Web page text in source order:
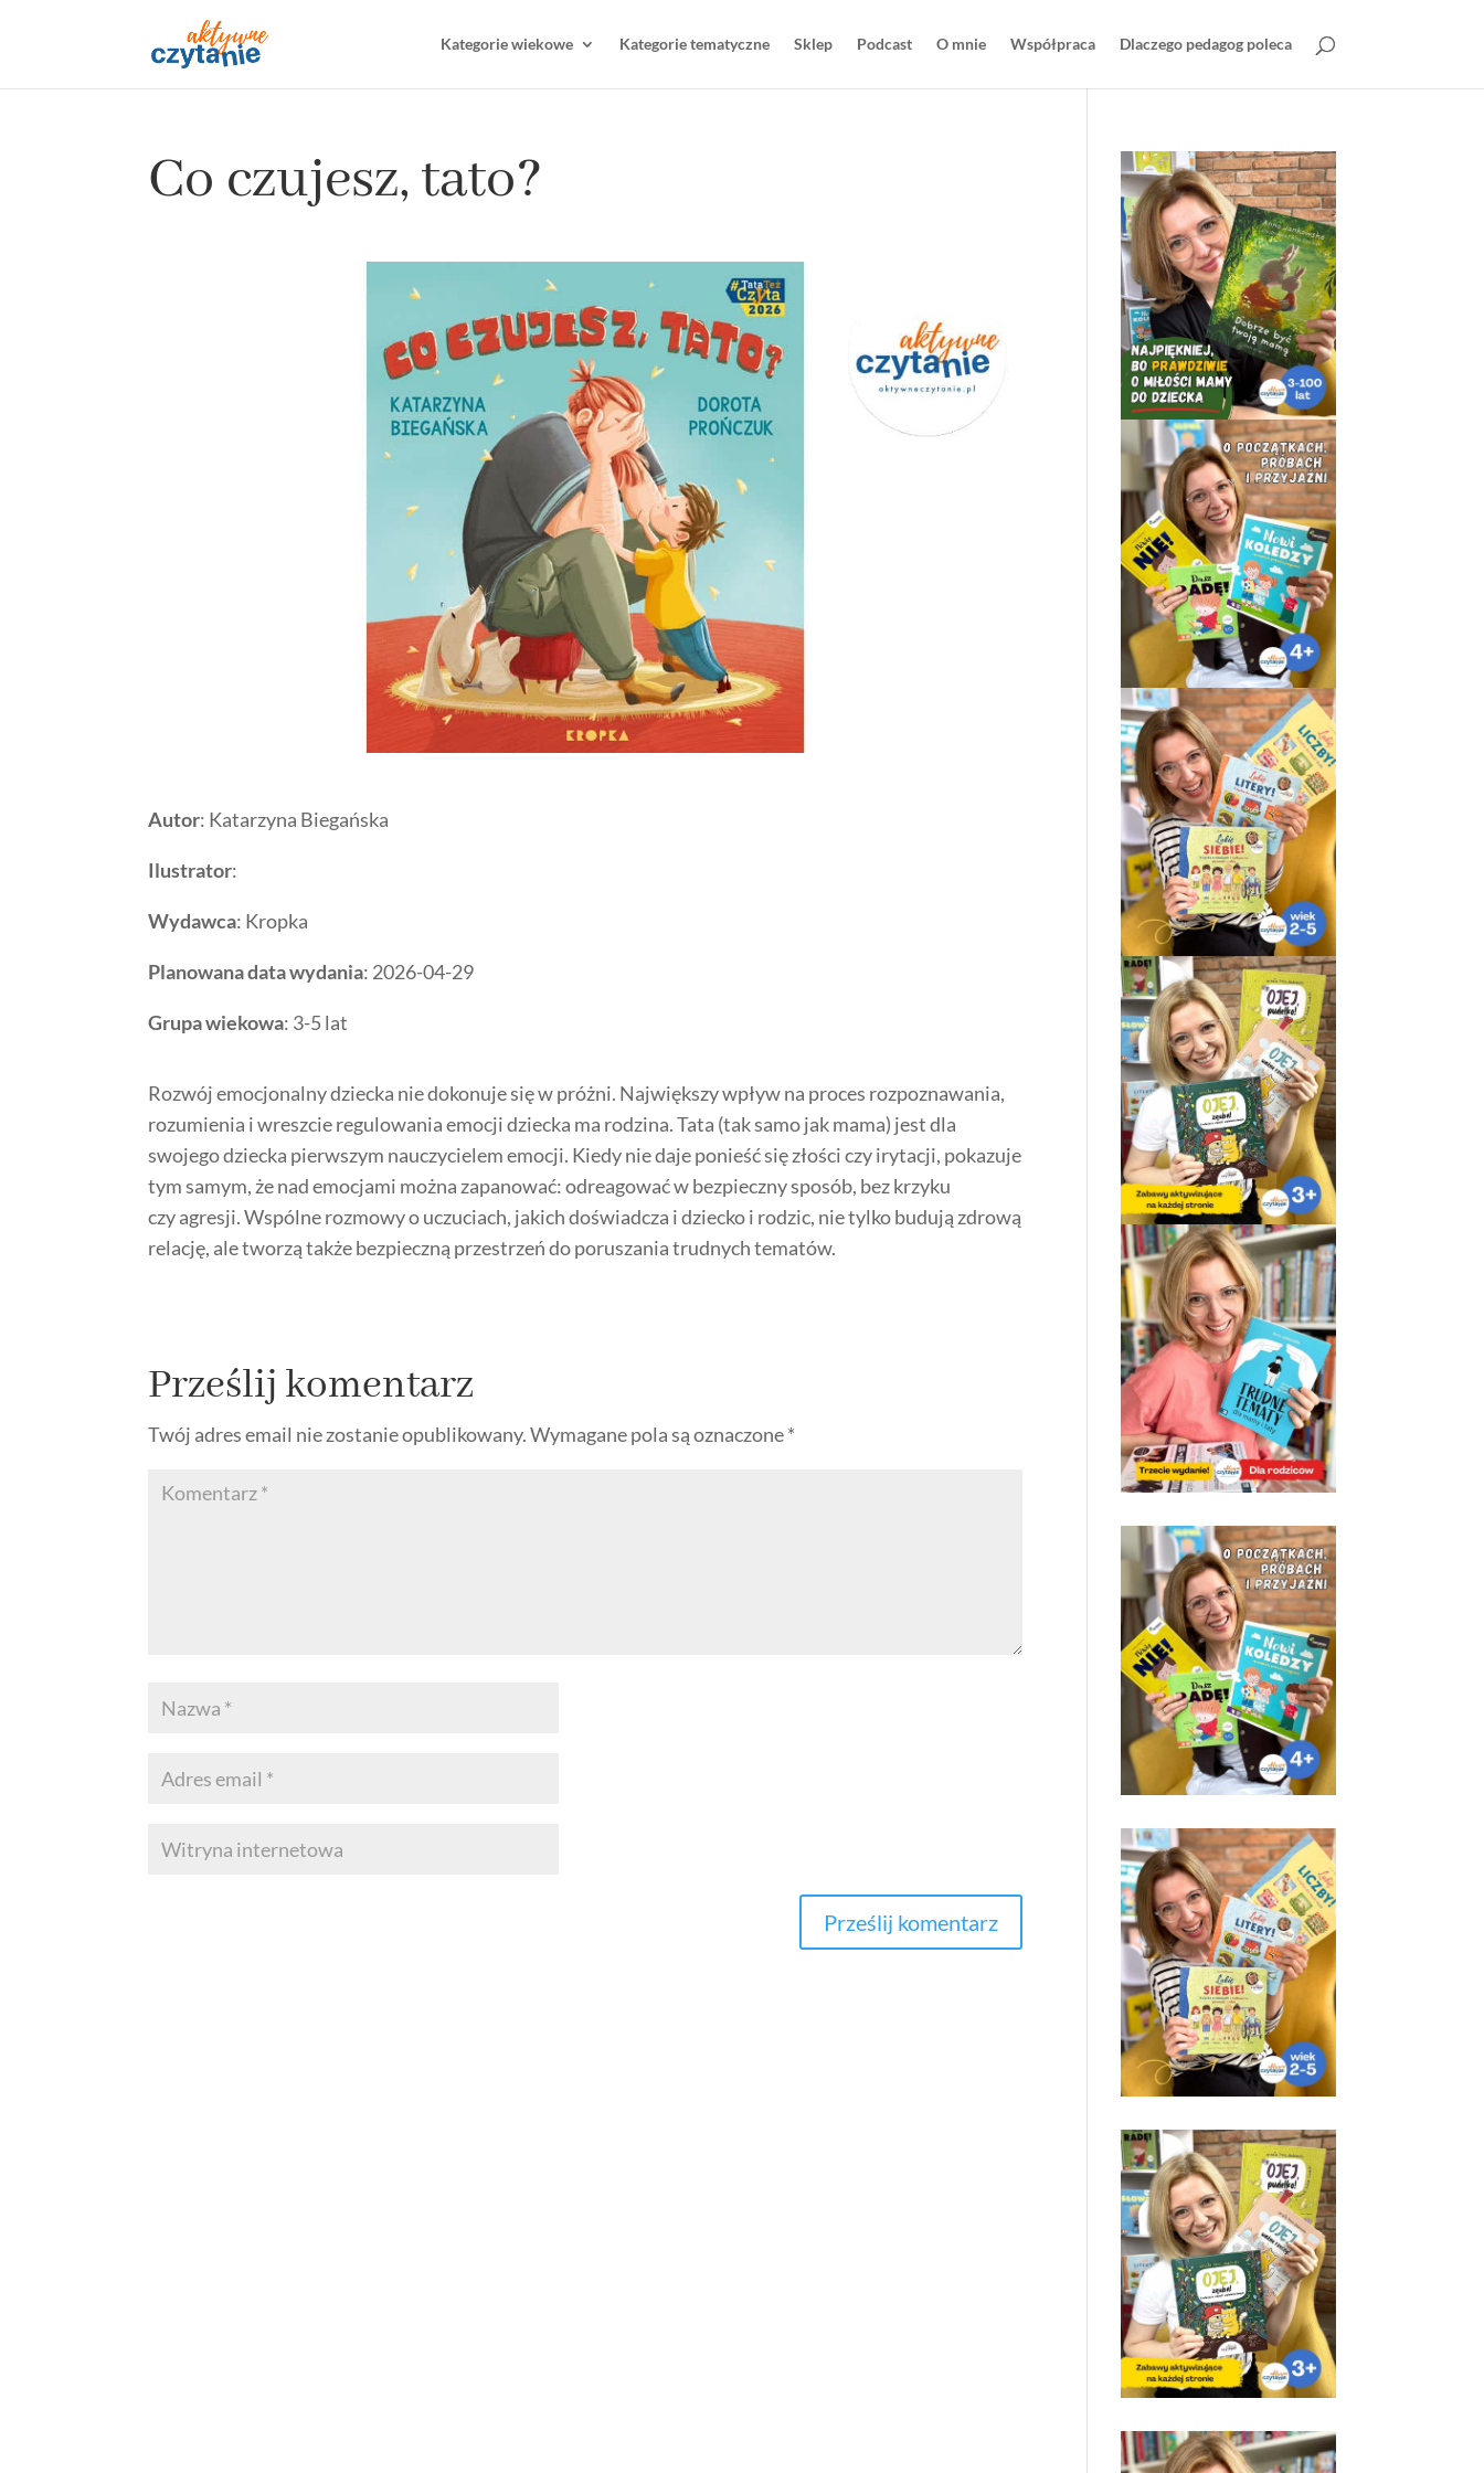
Kategorie wiekowe Kategorie tematyczne Sklep Podcast O mnie Współpraca Dlaczego pedagog poleca
Co czujesz, tato?
Autor: Katarzyna Biegańska
Ilustrator:
Wydawca: Kropka
Planowana data wydania: 2026-04-29
Grupa wiekowa: 3-5 lat
Rozwój emocjonalny dziecka nie dokonuje się w próżni. Największy wpływ na proces rozpoznawania,
rozumienia i wreszcie regulowania emocji dziecka ma rodzina. Tata (tak samo jak mama) jest dla
swojego dziecka pierwszym nauczycielem emocji. Kiedy nie daje ponieść się złości czy irytacji, pokazuje
tym samym, że nad emocjami można zapanować: odreagować w bezpieczny sposób, bez krzyku
czy agresji. Wspólne rozmowy o uczuciach, jakich doświadcza i dziecko i rodzic, nie tylko budują zdrową
relację, ale tworzą także bezpieczną przestrzeń do poruszania trudnych tematów.
Prześlij komentarz
Twój adres email nie zostanie opublikowany. Wymagane pola są oznaczone*